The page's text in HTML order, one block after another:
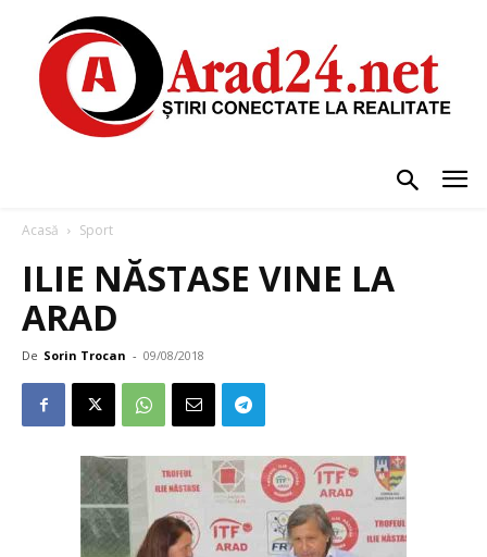
Acasă Sport
ILIE NĂSTASE VINE LA
ARAD
De Sorin Trocan - 09/08/2018